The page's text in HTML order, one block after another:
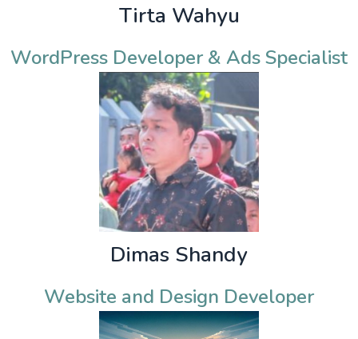
Tirta Wahyu
WordPress Developer & Ads Specialist
Dimas Shandy
Website and Design Developer